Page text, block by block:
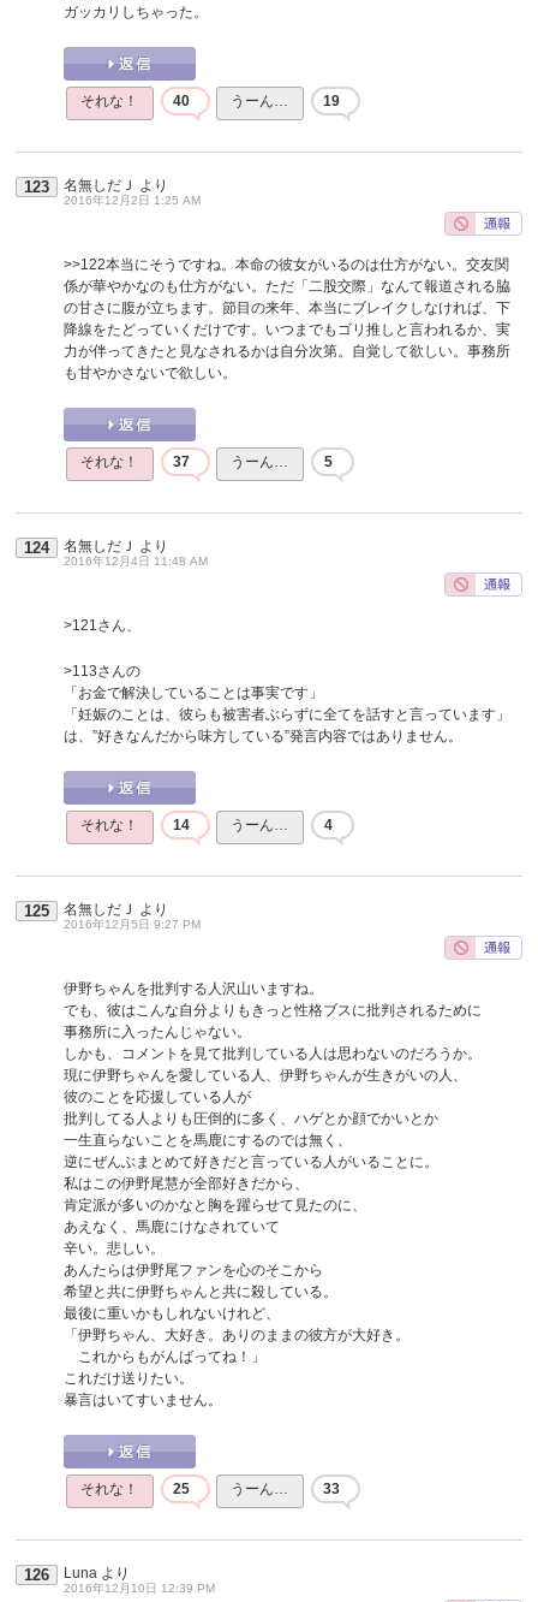
ガッカリしちゃった。
それな！ 40 うーん… 19
123 名無しだＪ より
2016年12月2日 1:25 AM
>>122本当にそうですね。本命の彼女がいるのは仕方がない。交友関
係が華やかなのも仕方がない。ただ「二股交際」なんて報道される脇
の甘さに腹が立ちます。節目の来年、本当にブレイクしなければ、下
降線をたどっていくだけです。いつまでもゴリ推しと言われるか、実
力が伴ってきたと見なされるかは自分次第。自覚して欲しい。事務所
も甘やかさないで欲しい。
それな！ 37 うーん… 5
124 名無しだＪ より
2016年12月4日 11:48 AM
>121さん、
>113さんの
「お金で解決していることは事実です」
「妊娠のことは、彼らも被害者ぶらずに全てを話すと言っています」
は、”好きなんだから味方している”発言内容ではありません。
それな！ 14 うーん… 4
125 名無しだＪ より
2016年12月5日 9:27 PM
伊野ちゃんを批判する人沢山いますね。
でも、彼はこんな自分よりもきっと性格ブスに批判されるために
事務所に入ったんじゃない。
しかも、コメントを見て批判している人は思わないのだろうか。
現に伊野ちゃんを愛している人、伊野ちゃんが生きがいの人、
彼のことを応援している人が
批判してる人よりも圧倒的に多く、ハゲとか顔でかいとか
一生直らないことを馬鹿にするのでは無く、
逆にぜんぶまとめて好きだと言っている人がいることに。
私はこの伊野尾慧が全部好きだから、
肯定派が多いのかなと胸を躍らせて見たのに、
あえなく、馬鹿にけなされていて
辛い。悲しい。
あんたらは伊野尾ファンを心のそこから
希望と共に伊野ちゃんと共に殺している。
最後に重いかもしれないけれど、
「伊野ちゃん、大好き。ありのままの彼方が大好き。
これからもがんばってね！」
これだけ送りたい。
暴言はいてすいません。
それな！ 25 うーん… 33
126 Luna より
2016年12月10日 12:39 PM